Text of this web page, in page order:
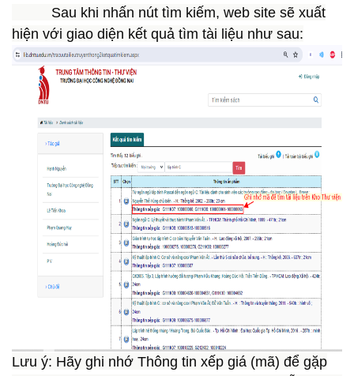
Sau khi nhấn nút tìm kiếm, web site sẽ xuất
hiện với giao diện kết quả tìm tài liệu như sau:
Lưu ý: Hãy ghi nhớ Thông tin xếp giá (mã) để gặp